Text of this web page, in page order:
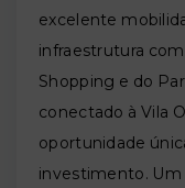
excelente
infraestrutura
Shopping e do
conectado à Vila
oportunidade
investimento.